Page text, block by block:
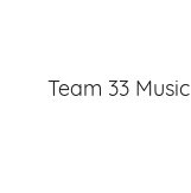
Team 33 Music